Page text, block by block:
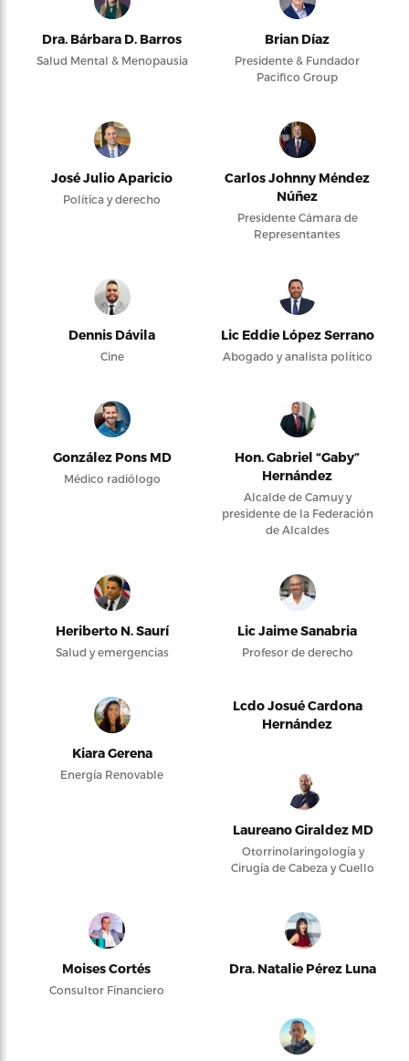
Dra. Bárbara D. Barros
Salud Mental & Menopausia
Brian Díaz
Presidente & Fundador
Pacifico Group
José Julio Aparicio
Política y derecho
Carlos Johnny Méndez
Núñez
Presidente Cámara de
Representantes
Dennis Dávila
Cine
Lic Eddie López Serrano
Abogado y analista político
González Pons MD
Médico radiólogo
Hon. Gabriel “Gaby”
Hernández
Alcalde de Camuy y
presidente de la Federación
de Alcaldes
Heriberto N. Saurí
Salud y emergencias
Lic Jaime Sanabria
Profesor de derecho
Kiara Gerena
Energía Renovable
Lcdo Josué Cardona
Hernández
Laureano Giraldez MD
Otorrinolaringología y
Cirugía de Cabeza y Cuello
Moises Cortés
Consultor Financiero
Dra. Natalie Pérez Luna